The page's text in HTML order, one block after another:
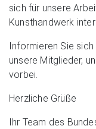
sich für unsere
Kunsthandwerk
Informieren Sie
unsere Mitglieder,
vorbei.
Herzliche Grüße
Ihr Team des